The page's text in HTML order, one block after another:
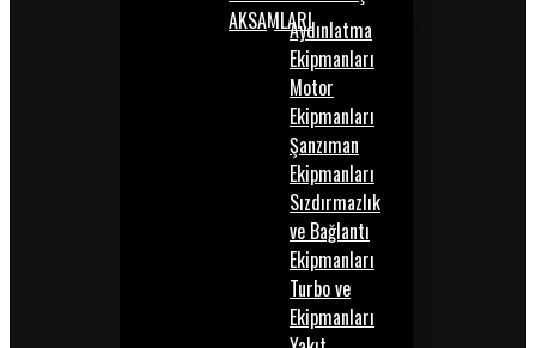
AKSAMLARIAydınlatma
Ekipmanları
Motor
Ekipmanları
Şanzıman
Ekipmanları
Sızdırmazlık
ve Bağlantı
Ekipmanları
Turbo ve
Ekipmanları